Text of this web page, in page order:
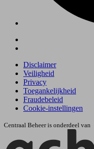
Disclaimer
Veiligheid
Privacy
Toegankelijkheid
Fraudebeleid
Cookie-instellingen
Centraal Beheer is onderdeel van